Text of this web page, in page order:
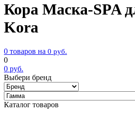
Кора Маска-SPA
Kora
0 товаров на 0 руб.
0
0 руб.
Выбери бренд
Каталог товаров